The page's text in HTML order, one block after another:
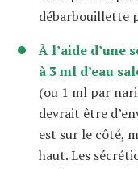
débarbouillette
À l’aide d’une
à 3 ml d’eau
(ou 1 ml par
devrait être
est sur le côté,
haut. Les